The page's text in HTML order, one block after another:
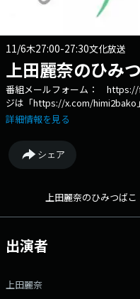
11/6木27:00-27:30文化放送
上田麗奈のひみ
番組メールフォーム：
ジは「https://x.com/
QloveR 超！A&G＋：木 22:00
ト活動のことや、普段の上田
きどきすることをちょっとゆ
す。 開けてみるといろいろな
放送公式X（旧Twitter）アカ
「@joqr_916」
詳細情報を見る
シェア
上田麗奈のひみつばこ
出演者
上田麗奈